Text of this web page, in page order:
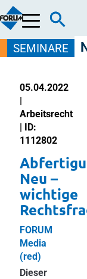
Menü
SEMINARE
05.04.2022
|
Arbeitsrecht
| ID:
1112802
Neu –
wichtige
FORUM
Media
(red)
Dieser